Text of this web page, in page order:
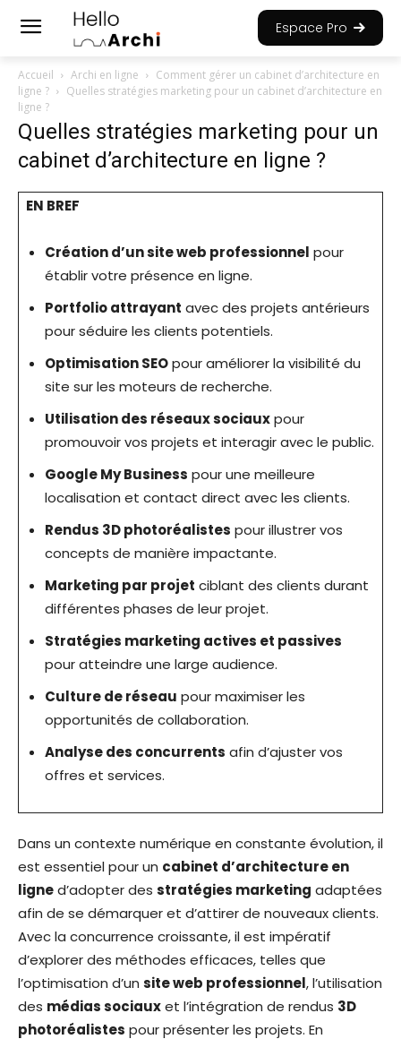
Espace Pro
Accueil Archi en ligne
Comment gérer un cabinet d’architecture en
ligne ?
Quelles stratégies marketing pour un cabinet d’architecture en
ligne ?
Quelles stratégies marketing pour un
cabinet d’architecture en ligne ?
EN BREF
Création d’un site web professionnel pour
établir votre présence en ligne.
Portfolio attrayant avec des projets antérieurs
pour séduire les clients potentiels.
Optimisation SEOpour améliorer la visibilité du
site sur les moteurs de recherche.
Utilisation des réseaux sociauxpour
promouvoir vos projets et interagir avec le public.
Google My Business pour une meilleure
localisation et contact direct avec les clients.
Rendus 3D photoréalistes pour illustrer vos
concepts de manière impactante.
Marketing par projet ciblant des clients durant
différentes phases de leur projet.
Stratégies marketing actives et passives
pour atteindre une large audience.
Culture de réseau pour maximiser les
opportunités de collaboration.
Analyse des concurrents afin d’ajuster vos
offres et services.
Dans un contexte numérique en constante évolution, il
est essentiel pour un cabinet d’architecture en
ligned’adopter des stratégies marketing adaptées
afin de se démarquer et d’attirer de nouveaux clients.
Avec la concurrence croissante, il est impératif
d’explorer des méthodes efficaces, telles que
l’optimisation d’un site web professionnel, l’utilisation
des médias sociauxet l’intégration de rendus 3D
photoréalistes pour présenter les projets. En